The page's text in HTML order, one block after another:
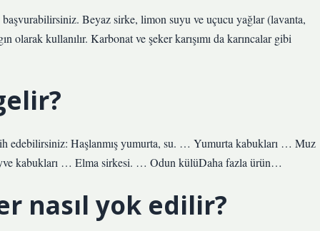
Beyaz sirke, limon suyu ve uçucu yağlar (lavanta,
kullanılır. Karbonat ve şeker karışımı da karıncalar gibi
edebilirsiniz: Haşlanmış yumurta, su. … Yumurta kabukları … Muz
kabukları … Elma sirkesi. … Odun külüDaha fazla ürün…
nasıl yok edilir?